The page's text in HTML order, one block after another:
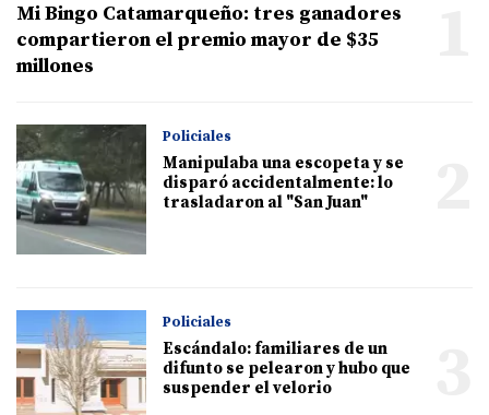
Mi Bingo Catamarqueño: tres ganadores
compartieron el premio mayor de $35
millones
Policiales
Manipulaba una escopeta y se
disparó accidentalmente: lo
trasladaron al "San Juan"
Policiales
Escándalo: familiares de un
difunto se pelearon y hubo que
suspender el velorio